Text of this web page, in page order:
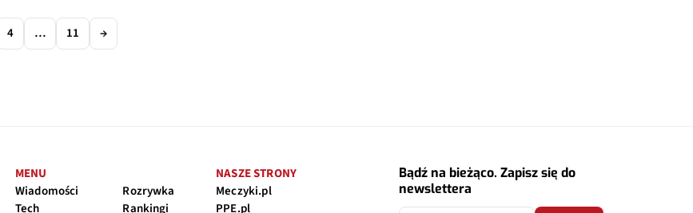
4 … 11 →
MENU
Wiadomości
Tech
Rozrywka
Rankingi
NASZE STRONY
Meczyki.pl
PPE.pl
Bądź na bieżąco. Zapisz się do
newslettera